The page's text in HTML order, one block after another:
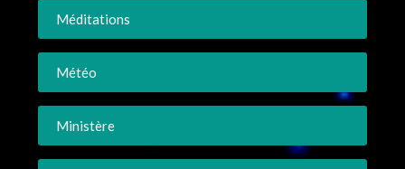
Méditations
Météo
Ministère